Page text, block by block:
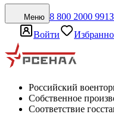
Меню 8 800 2000 991
Войти
Российский
Собственное
Соответствие